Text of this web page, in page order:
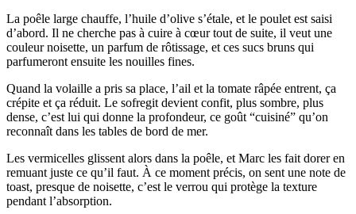
La poêle large chauffe, l’huile d’olive s’étale, et le poulet est saisi
d’abord. Il ne cherche pas à cuire à cœur tout de suite, il veut une
couleur noisette, un parfum de rôtissage, et ces sucs bruns qui
parfumeront ensuite les nouilles fines.
Quand la volaille a pris sa place, l’ail et la tomate râpée entrent, ça
crépite et ça réduit. Le sofregit devient confit, plus sombre, plus
dense, c’est lui qui donne la profondeur, ce goût “cuisiné” qu’on
reconnaît dans les tables de bord de mer.
Les vermicelles glissent alors dans la poêle, et Marc les fait dorer en
remuant juste ce qu’il faut. À ce moment précis, on sent une note de
toast, presque de noisette, c’est le verrou qui protège la texture
pendant l’absorption.